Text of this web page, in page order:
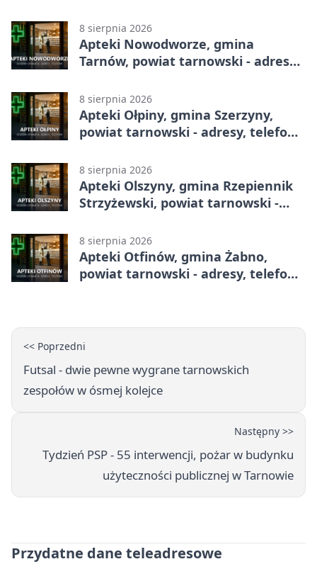
8 sierpnia 2026
Apteki Nowodworze, gmina
Tarnów, powiat tarnowski - adresy,
8 sierpnia 2026
Apteki Ołpiny, gmina Szerzyny,
powiat tarnowski - adresy, telefony,
8 sierpnia 2026
Apteki Olszyny, gmina Rzepiennik
Strzyżewski, powiat tarnowski -
8 sierpnia 2026
Apteki Otfinów, gmina Żabno,
powiat tarnowski - adresy, telefony,
<< Poprzedni
Futsal - dwie pewne wygrane tarnowskich
zespołów w ósmej kolejce
Następny >>
Tydzień PSP - 55 interwencji, pożar w budynku
użyteczności publicznej w Tarnowie
Przydatne dane teleadresowe